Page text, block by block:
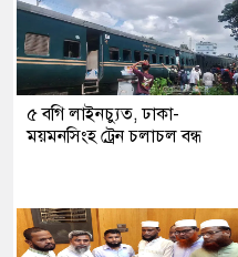
৫ বগি লাইনচ্যুত, ঢাকা-
ময়মনসিংহ ট্রেন চলাচল বন্ধ